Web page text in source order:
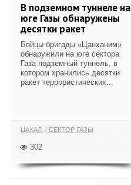
В подземном туннеле на
юге Газы обнаружены
десятки ракет
Бойцы бригады «Цанханим»
обнаружили на юге сектора
Газа подземный туннель, в
котором хранились десятки
ракет террористических...
ЦАХАЛ СЕКТОР ГАЗЫ
302